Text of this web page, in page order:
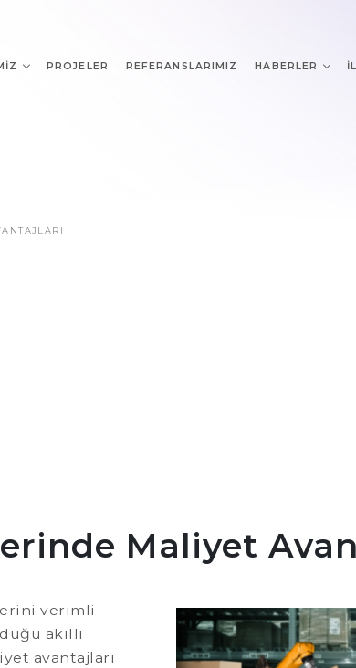
PROJELER REFERANSLARIMIZ HABERLER
Maliyet
verimli
akıllı
avantajları